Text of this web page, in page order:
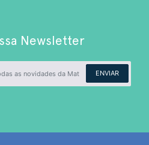
Newsletter
ENVIAR